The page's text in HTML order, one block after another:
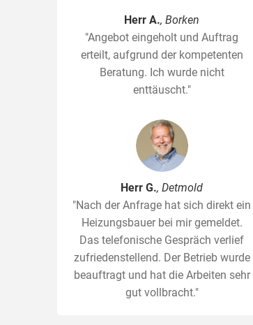
Herr A., Borken
"Angebot eingeholt und Auftrag
erteilt, aufgrund der kompetenten
Beratung. Ich wurde nicht
enttäuscht."
Herr G., Detmold
"Nach der Anfrage hat sich direkt ein
Heizungsbauer bei mir gemeldet.
Das telefonische Gespräch verlief
zufriedenstellend. Der Betrieb wurde
beauftragt und hat die Arbeiten sehr
gut vollbracht."